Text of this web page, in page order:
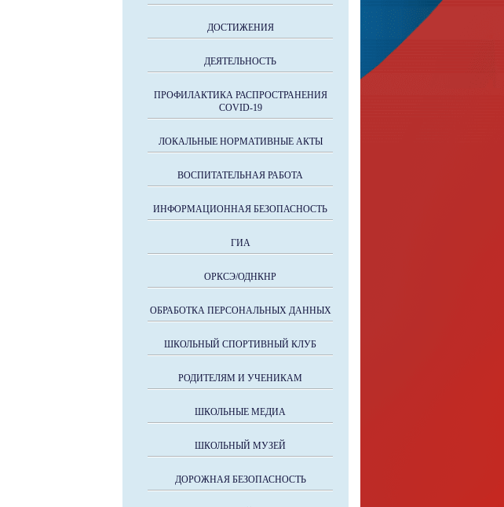
ДОСТИЖЕНИЯ
ДЕЯТЕЛЬНОСТЬ
ПРОФИЛАКТИКА РАСПРОСТРАНЕНИЯ
COVID-19
ЛОКАЛЬНЫЕ НОРМАТИВНЫЕ АКТЫ
ВОСПИТАТЕЛЬНАЯ РАБОТА
ИНФОРМАЦИОННАЯ БЕЗОПАСНОСТЬ
ГИА
ОРКСЭ/ОДНКНР
ОБРАБОТКА ПЕРСОНАЛЬНЫХ ДАННЫХ
ШКОЛЬНЫЙ СПОРТИВНЫЙ КЛУБ
РОДИТЕЛЯМ И УЧЕНИКАМ
ШКОЛЬНЫЕ МЕДИА
ШКОЛЬНЫЙ МУЗЕЙ
ДОРОЖНАЯ БЕЗОПАСНОСТЬ